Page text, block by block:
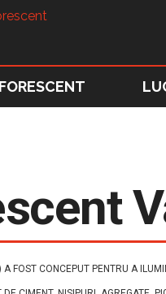
FOST CONCEPUT PENTRU A